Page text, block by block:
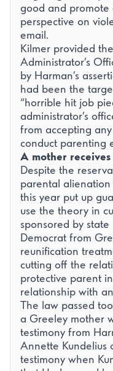
good and
perspective on
email.
Kilmer provided
Administrator’s
by Harman’s
had been the
“horrible hit job
administrator’s
from accepting
conduct parenting
A mother
Despite the
parental alienation
this year put up
use the theory in
sponsored by
Democrat from
reunification
cutting off the
protective parent
relationship with
The law passed
a Greeley mother
testimony from
Annette Kundelius
testimony when